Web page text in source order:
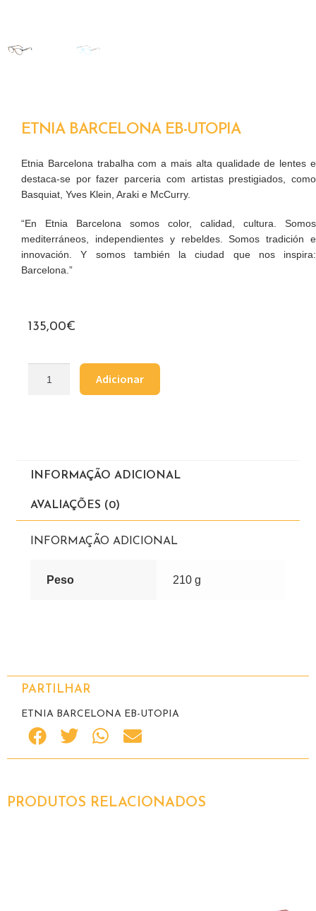
ETNIA BARCELONA EB-UTOPIA
Etnia Barcelona trabalha com a mais alta qualidade de lentes e
destaca-se por fazer parceria com artistas prestigiados, como
Basquiat, Yves Klein, Araki e McCurry.
“En Etnia Barcelona somos color, calidad, cultura. Somos
mediterráneos, independientes y rebeldes. Somos tradición e
innovación. Y somos también la ciudad que nos inspira:
Barcelona.”
135,00€
Adicionar
INFORMAÇÃO ADICIONAL
AVALIAÇÕES (0)
INFORMAÇÃO ADICIONAL
Peso 210 g
PARTILHAR
ETNIA BARCELONA EB-UTOPIA
PRODUTOS RELACIONADOS